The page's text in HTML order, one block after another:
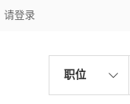
请登录
职位